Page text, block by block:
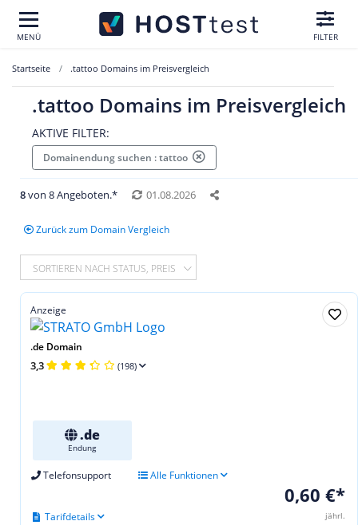
MENÜ FILTER
Startseite .tattoo Domains im Preisvergleich
.tattoo Domains im Preisvergleich
AKTIVE FILTER:
Domainendung suchen : tattoo
8von 8 Angeboten.* 01.08.2026
Zurück zum Domain Vergleich
SORTIEREN NACH STATUS, PREIS
Anzeige
.de Domain
3,3 (198)
.de
Endung
Telefonsupport Alle Funktionen
0,60 €*
jährl.
Tarifdetails